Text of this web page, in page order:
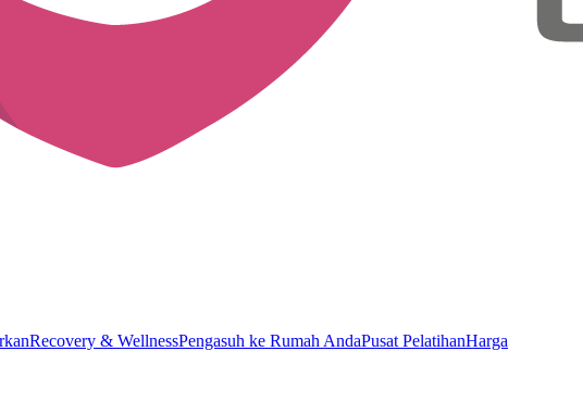
Recovery & WellnessPengasuh ke Rumah AndaPusat PelatihanHarga